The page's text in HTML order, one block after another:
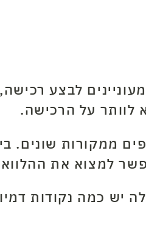
לבצע
לוותר על הרכישה.
ממקורות שונים.
למצוא את
יש כמה נקודות